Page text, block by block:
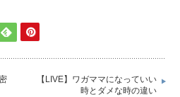
【LIVE】ワガママになっていい
時とダメな時の違い